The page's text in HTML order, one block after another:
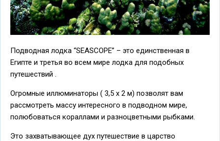
Подводная лодка “SEASCOPE” – это единственная в
Египте и третья во всем мире лодка для подобных
путешествий .
Огромные иллюминаторы ( 3,5 х 2 м) позволят вам
рассмотреть массу интересного в подводном мире,
полюбоваться кораллами и разноцветными рыбками.
Это захватывающее дух путешествие в царство